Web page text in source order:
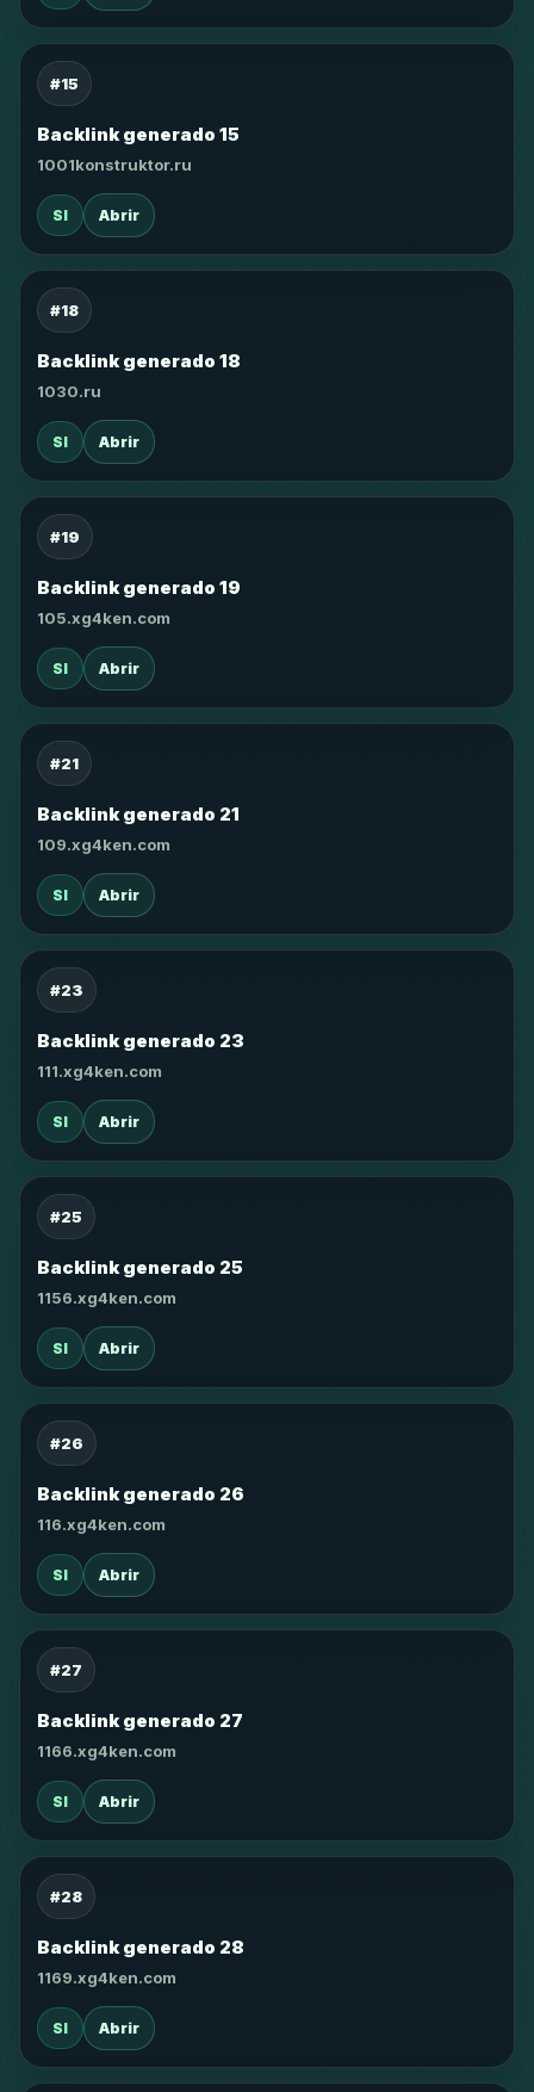
#15
Backlink generado 15
1001konstruktor.ru
SI Abrir
#18
Backlink generado 18
1030.ru
SI Abrir
#19
Backlink generado 19
105.xg4ken.com
SI Abrir
#21
Backlink generado 21
109.xg4ken.com
SI Abrir
#23
Backlink generado 23
111.xg4ken.com
SI Abrir
#25
Backlink generado 25
1156.xg4ken.com
SI Abrir
#26
Backlink generado 26
116.xg4ken.com
SI Abrir
#27
Backlink generado 27
1166.xg4ken.com
SI Abrir
#28
Backlink generado 28
1169.xg4ken.com
SI Abrir